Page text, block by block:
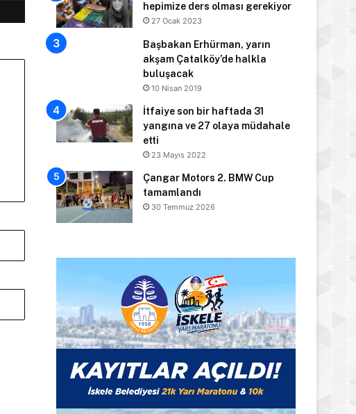
hepimize ders olması gerekiyor
27 Ocak 2023
Başbakan Erhürman, yarın
akşam Çatalköy’de halkla
buluşacak
10 Nisan 2019
İtfaiye son bir haftada 31
yangına ve 27 olaya müdahale
etti
23 Mayıs 2022
Çangar Motors 2. BMW Cup
tamamlandı
30 Temmuz 2026